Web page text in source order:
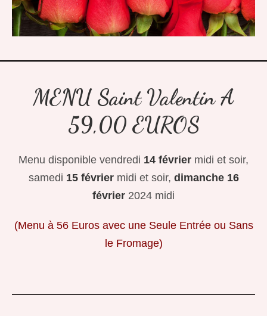
MENU Saint Valentin A
59,00 EUROS
Menu disponible vendredi 14 février midi et soir,
samedi 15 févriermidi et soir, dimanche 16
février 2024 midi
(Menu à 56 Euros avec une Seule Entrée ou Sans
le Fromage)